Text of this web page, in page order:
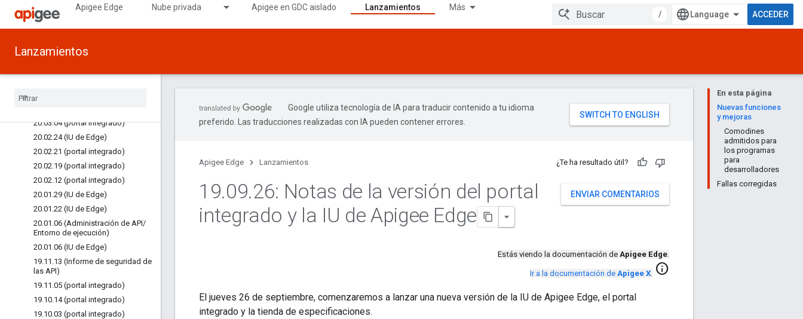
Apigee Edge Nube privada Apigee en GDC aislado Lanzamientos Más
/ ACCEDER
Lanzamientos
20.05.20 (portal integrado)
20.05.14 (Analytics)
20.04.07 (portal integrado)
20.03.04 (portal integrado)
20.02.24 (IU de Edge)
20.02.21 (portal integrado)
20.02.19 (portal integrado)
20.02.12 (portal integrado)
20.01 .29 (IU de Edge)
20.01 .22 (IU de Edge)
20.01 .06 (Administración de API/
Entorno de ejecución)
20.01 .06 (IU de Edge)
19.11 .13 (Informe de seguridad de
las API)
19.11 .05 (portal integrado)
19.10.14 (portal integrado)
19.10.03 (portal integrado)
En esta página
Nuevas funciones
y mejoras
Comodines
admitidos para
los programas
para
desarrolladores
Fallas corregidas
Google utiliza tecnología de IA para traducir contenido a tu idioma
preferido. Las traducciones realizadas con IA pueden contener errores.
Apigee Edge Lanzamientos ¿Te ha resultado útil?
ENVIAR COMENTARIOS
19.09.26: Notas de la versión del portal
integrado y la IU de Apigee Edge
Estás viendo la documentación de Apigee Edge.
Ir a la documentación de Apigee X. info
El jueves 26 de septiembre, comenzaremos a lanzar una nueva versión de la IU de Apigee Edge, el portal
integrado y la tienda de especificaciones.